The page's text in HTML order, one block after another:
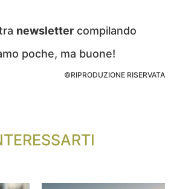
newsletter compilando
poche, ma buone!
©RIPRODUZIONE RISERVATA